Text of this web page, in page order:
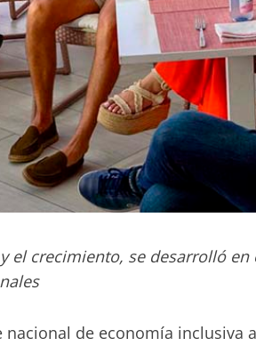
crecimiento, se desarrolló
de economía inclusiva